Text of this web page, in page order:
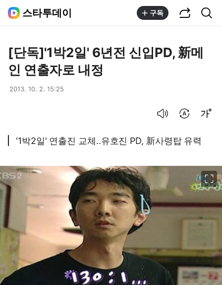
스타투데이 구독
[단독]'1박2일' 6년전 신입PD, 新메
인 연출자로 내정
2013. 10. 2. 15:25
'1박2일' 연출진 교체..유호진 PD, 新사령탑 유력